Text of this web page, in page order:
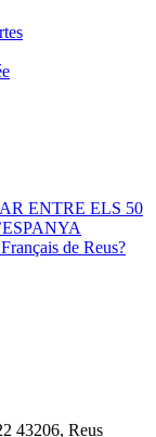
ENTRE ELS 50
de Reus?
43206, Reus